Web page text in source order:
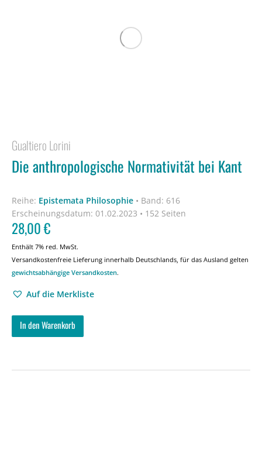
Gualtiero Lorini
Die anthropologische Normativität bei Kant
Reihe: Epistemata Philosophie • Band: 616
Erscheinungsdatum: 01.02.2023 • 152 Seiten
28,00€
Enthält 7% red. MwSt.
Versandkostenfreie Lieferung innerhalb Deutschlands, für das Ausland gelten
gewichtsabhängige Versandkosten.
Auf die Merkliste
In den Warenkorb